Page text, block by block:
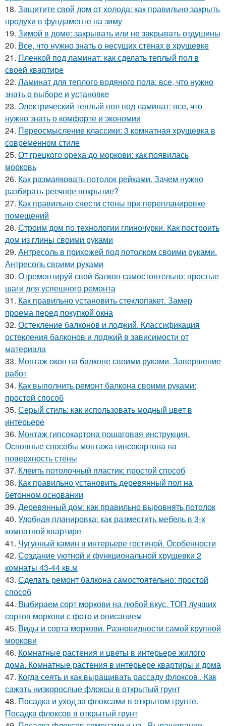
18. Защитите свой дом от холода: как правильно закрыть
продухи в фундаменте на зиму
19. Зимой в доме: закрывать или не закрывать отдушины
20. Все, что нужно знать о несущих стенах в хрущевке
21. Пленкой под ламинат: как сделать теплый пол в
своей квартире
22. Ламинат для теплого водяного пола: все, что нужно
знать о выборе и установке
23. Электрический теплый пол под ламинат: все, что
нужно знать о комфорте и экономии
24. Переосмысление классики: 3 комнатная хрущевка в
современном стиле
25. От грецкого ореха до моркови: как появилась
морковь
26. Как размаяковать потолок рейками. Зачем нужно
разбирать реечное покрытие?
27. Как правильно снести стены при перепланировке
помещений
28. Строим дом по технологии глиночурки. Как построить
дом из глины своими руками
29. Антресоль в прихожей под потолком своими руками.
Антресоль своими руками
30. Отремонтируй свой балкон самостоятельно: простые
шаги для успешного ремонта
31. Как правильно установить стеклопакет. Замер
проема перед покупкой окна
32. Остекление балконов и лоджий. Классификация
остекления балконов и лоджий в зависимости от
материала
33. Монтаж окон на балконе своими руками. Завершение
работ
34. Как выполнить ремонт балкона своими руками:
простой способ
35. Серый стиль: как использовать модный цвет в
интерьере
36. Монтаж гипсокартона пошаговая инструкция.
Основные способы монтажа гипсокартона на
поверхность стены
37. Клеить потолочный пластик: простой способ
38. Как правильно установить деревянный пол на
бетонном основании
39. Деревянный дом: как правильно выровнять потолок
40. Удобная планировка: как разместить мебель в 3-х
комнатной квартире
41. Чугунный камин в интерьере гостиной. Особенности
42. Создание уютной и функциональной хрущевки 2
комнаты 43-44 кв.м
43. Сделать ремонт балкона самостоятельно: простой
способ
44. Выбираем сорт моркови на любой вкус. ТОП лучших
сортов моркови с фото и описанием
45. Виды и сорта моркови. Разновидности самой крупной
моркови
46. Комнатные растения и цветы в интерьере жилого
дома. Комнатные растения в интерьере квартиры и дома
47. Когда сеять и как выращивать рассаду флоксов.. Как
сажать низкорослые флоксы в открытый грунт
48. Посадка и уход за флоксами в открытом грунте.
Посадка флоксов в открытый грунт